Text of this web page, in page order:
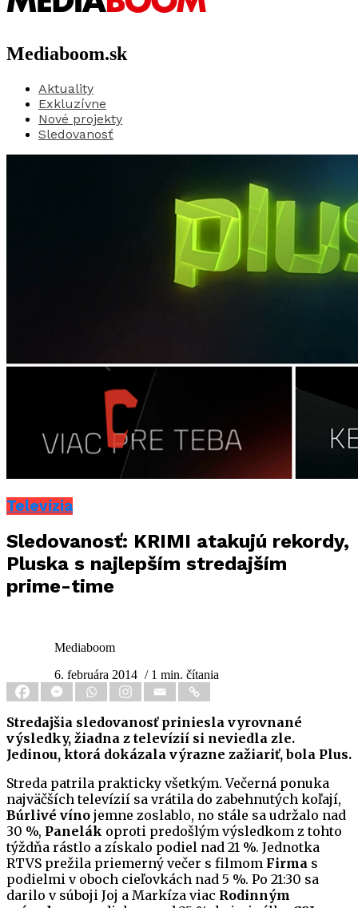
Mediaboom.sk
Aktuality
Exkluzívne
Nové projekty
Sledovanosť
Televízia
Sledovanosť: KRIMI atakujú rekordy,
Pluska s najlepším stredajším
prime-time
Mediaboom
6. februára 2014 / 1 min. čítania
Stredajšia sledovanosť priniesla vyrovnané
výsledky, žiadna z televízií si neviedla zle.
Jedinou, ktorá dokázala výrazne zažiariť, bola Plus.
Streda patrila prakticky všetkým. Večerná ponuka
najväčších televízií sa vrátila do zabehnutých koľají,
Búrlivé víno jemne zoslablo, no stále sa udržalo nad
30 %, Panelák oproti predošlým výsledkom z tohto
týždňa rástlo a získalo podiel nad 21 %. Jednotka
RTVS prežila priemerný večer s filmom Firma s
podielmi v oboch cieľovkách nad 5 %. Po 21:30 sa
darilo v súboji Joj a Markíza viac Rodinným